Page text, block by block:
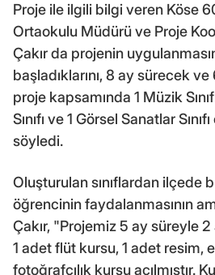
Proje ile ilgili bilgi veren Köse
Ortaokulu Müdürü ve Proje
Çakır da projenin
başladıklarını, 8 ay sürecek
proje kapsamında 1 Müzik
Sınıfı ve 1 Görsel Sanatlar
söyledi.
Oluşturulan sınıflardan ilçede
öğrencinin faydalanmasının
Çakır, "Projemiz 5 ay süreyle
1 adet flüt kursu, 1 adet resim,
fotoğrafçılık kursu açılmıştır.